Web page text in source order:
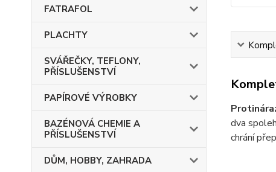
FATRAFOL
PLACHTY
SVÁŘEČKY, TEFLONY,
PŘÍSLUŠENSTVÍ
PAPÍROVÉ VÝROBKY
BAZÉNOVÁ CHEMIE A
PŘÍSLUŠENSTVÍ
DŮM, HOBBY, ZAHRADA
dva
chrání